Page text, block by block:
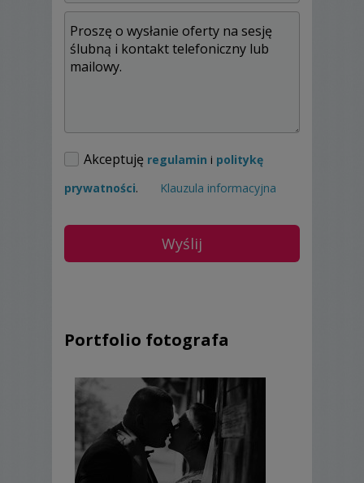
Akceptuję regulamin i politykę
prywatności. Klauzula informacyjna
Portfolio fotografa